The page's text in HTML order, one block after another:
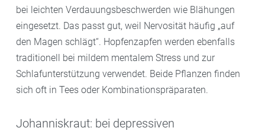
bei leichten Verdauungsbeschwerden wie Blähungen
eingesetzt. Das passt gut, weil Nervosität häufig „auf
den Magen schlägt“. Hopfenzapfen werden ebenfalls
traditionell bei mildem mentalem Stress und zur
Schlafunterstützung verwendet. Beide Pflanzen finden
sich oft in Tees oder Kombinationspräparaten.
Johanniskraut: bei depressiven